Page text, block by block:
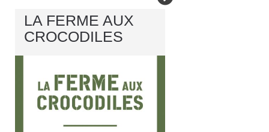
LA FERME AUX
CROCODILES